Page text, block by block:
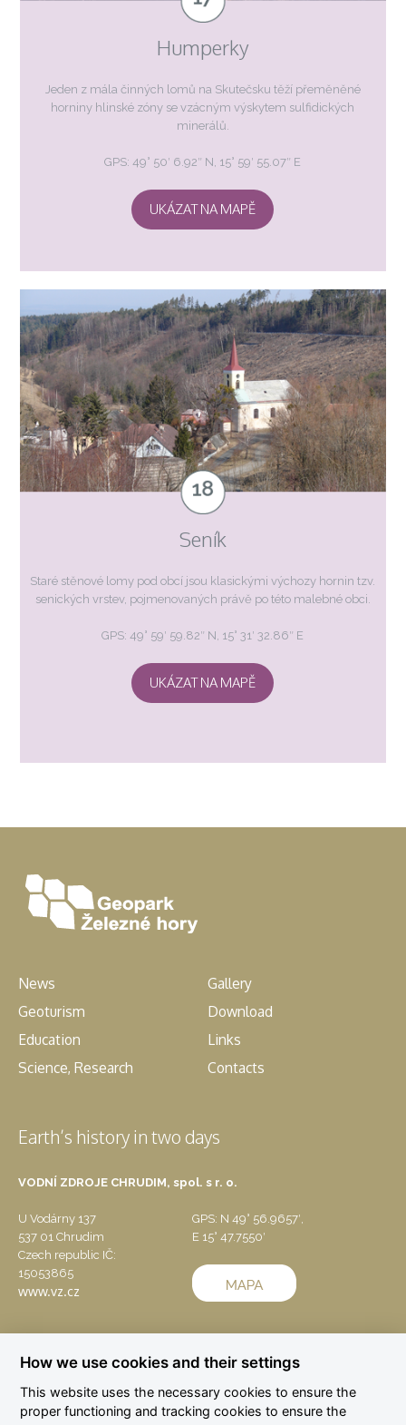
Humperky
Jeden z mála činných lomů na Skutečsku těží přeměněné
horniny hlinské zóny se vzácným výskytem sulfidických
minerálů.
GPS: 49° 50′ 6.92″ N, 15° 59′ 55.07″ E
UKÁZAT NA MAPĚ
Seník
Staré stěnové lomy pod obcí jsou klasickými výchozy hornin tzv.
senických vrstev, pojmenovaných právě po této malebné obci.
GPS: 49° 59′ 59.82″ N, 15° 31′ 32.86″ E
UKÁZAT NA MAPĚ
News
Geoturism
Education
Science, Research
Gallery
Download
Links
Contacts
Earth’s history in two days
VODNÍ ZDROJE CHRUDIM, spol. s r. o.
U Vodárny 137
537 01 Chrudim
Czech republic IČ:
15053865
www.vz.cz
GPS: N 49° 56.9657′,
E 15° 47.7550′
How we use cookies and their settings
This website uses the necessary cookies to ensure the
proper functioning and tracking cookies to ensure the